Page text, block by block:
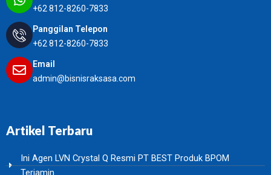
+62 812-8260-7833
Panggilan Telepon
+62 812-8260-7833
Email
admin@bisnisraksasa.com
Artikel Terbaru
Ini Agen LVN Crystal Q Resmi PT BEST Produk BPOM